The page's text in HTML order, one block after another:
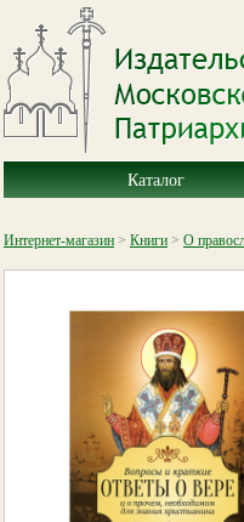
Каталог
Интернет-магазин > Книги > О